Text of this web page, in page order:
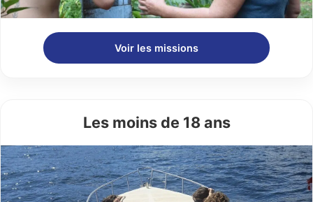
Voir les missions
Les moins de 18 ans